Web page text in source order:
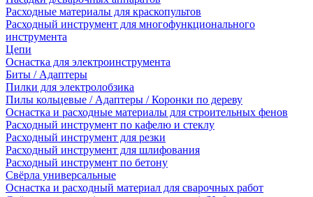
Расходные материалы для краскопультов
Расходный инструмент для многофункционального
инструмента
Цепи
Оснастка для электроинструмента
Биты / Адаптеры
Пилки для электролобзика
Пилы кольцевые / Адаптеры / Коронки по дереву
Оснастка и расходные материалы для строительных фенов
Расходный инструмент по кафелю и стеклу
Расходный инструмент для резки
Расходный инструмент для шлифования
Расходный инструмент по бетону
Свёрла универсальные
Оснастка и расходный материал для сварочных работ